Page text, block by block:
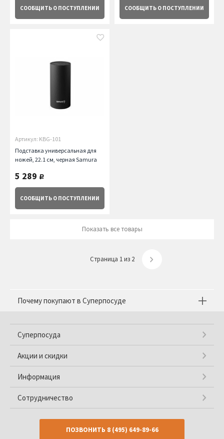
СООБЩИТЬ О ПОСТУПЛЕНИИ СООБЩИТЬ О ПОСТУПЛЕНИИ
Артикул: KBG-101
Подставка универсальная для
ножей, 22.1 см, черная Samura
5 289 руб.
СООБЩИТЬ О ПОСТУПЛЕНИИ
Показать все товары
Страница 1 из 2
Почему покупают в Суперпосуде
Суперпосуда
Акции и скидки
Информация
Сотрудничество
ПОЗВОНИТЬ 8 (495) 649-89-66